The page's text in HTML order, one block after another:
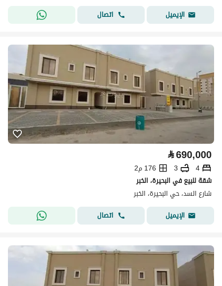
الإيميل
اتصال
⃁690,000
4
3
176 م2
شقة للبيع في البحيرة، الخبر
شارع السد، حي البحيرة، الخبر
الإيميل
اتصال